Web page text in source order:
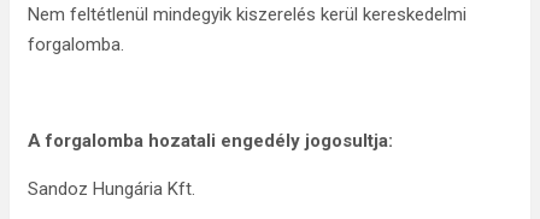
Nem feltétlenül mindegyik kiszerelés kerül kereskedelmi
forgalomba.
A forgalomba hozatali engedély jogosultja:
Sandoz Hungária Kft.